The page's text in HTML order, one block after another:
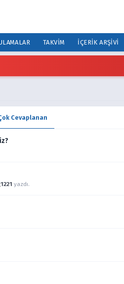
TAKVIM İÇERIK ARŞIVI
Cevaplanan
yazdı.